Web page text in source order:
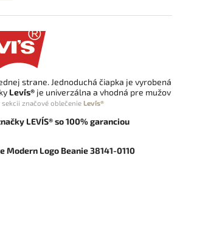
strane. Jednoduchá čiapka je vyrobená
Levi´s® je univerzálna a vhodná pre mužov
značové oblečenie Levi´s®
LEVI´S® so 100% garanciou
Modern Logo Beanie 38141-0110